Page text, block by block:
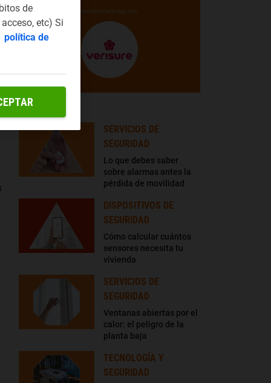
SERVICIOS DE
SEGURIDAD
Lo que debes saber
sobre alarmas antes la
pérdida de movilidad
DISPOSITIVOS DE
SEGURIDAD
Cómo calcular cuántos
sensores necesita tu
vivienda
SERVICIOS DE
SEGURIDAD
Ventanas abiertas por el
calor: el peligro de la
planta baja
TECNOLOGÍA Y
SEGURIDAD
de
etc) Si
política de